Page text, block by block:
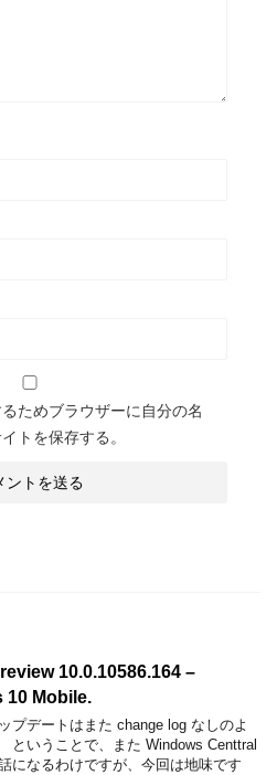
ためブラウザーに自分の名
トを保存する。
10.0.10586.164 –
10 Mobile.
プデートはまた change log なしのよ
ということで、また Windows Centtral
になるわけですが、今回は地味です